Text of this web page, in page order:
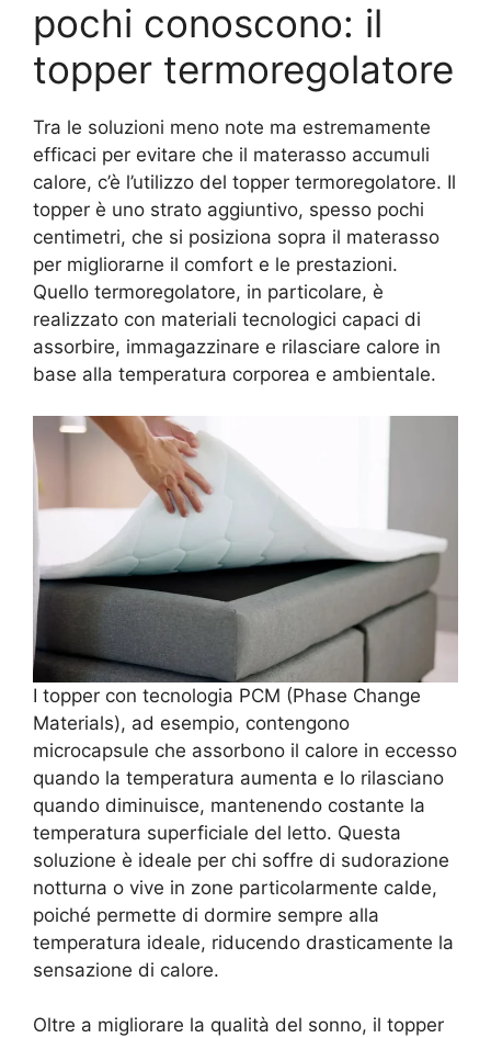
pochi conoscono: il
topper termoregolatore
Tra le soluzioni meno note ma estremamente
efficaci per evitare che il materasso accumuli
calore, c’è l’utilizzo del topper termoregolatore. Il
topper è uno strato aggiuntivo, spesso pochi
centimetri, che si posiziona sopra il materasso
per migliorarne il comfort e le prestazioni.
Quello termoregolatore, in particolare, è
realizzato con materiali tecnologici capaci di
assorbire, immagazzinare e rilasciare calore in
base alla temperatura corporea e ambientale.
I topper con tecnologia PCM (Phase Change
Materials), ad esempio, contengono
microcapsule che assorbono il calore in eccesso
quando la temperatura aumenta e lo rilasciano
quando diminuisce, mantenendo costante la
temperatura superficiale del letto. Questa
soluzione è ideale per chi soffre di sudorazione
notturna o vive in zone particolarmente calde,
poiché permette di dormire sempre alla
temperatura ideale, riducendo drasticamente la
sensazione di calore.
Oltre a migliorare la qualità del sonno, il topper